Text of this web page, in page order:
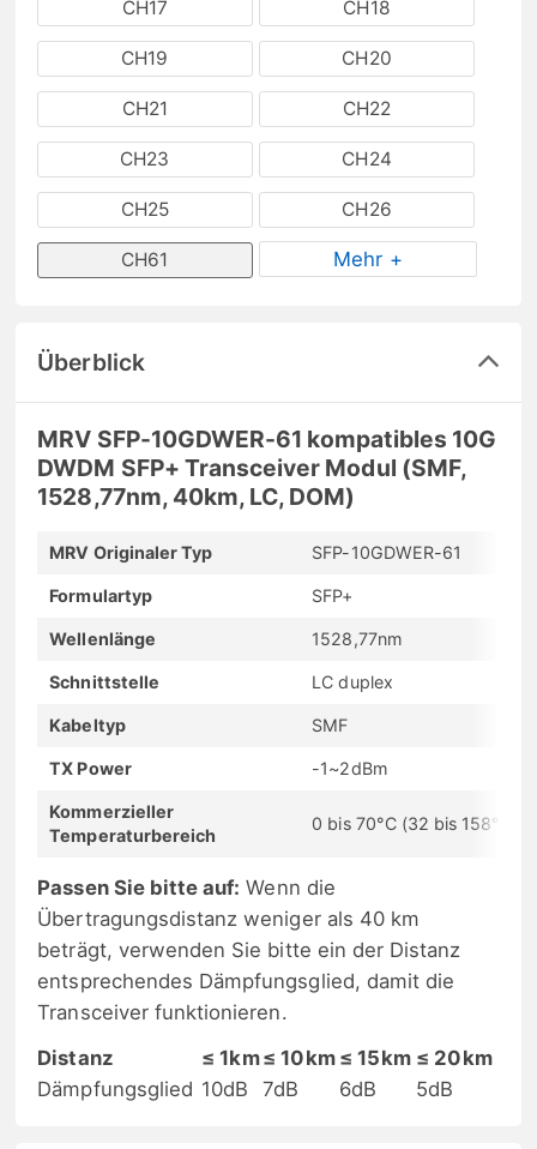
CH17 CH18
CH19 CH20
CH21 CH22
CH23 CH24
CH25 CH26
CH61 Mehr +
Überblick
MRV SFP-10GDWER-61 kompatibles 10G
DWDM SFP+ Transceiver Modul (SMF,
1528,77nm, 40km, LC, DOM)
MRV Originaler Typ SFP-10GDWER-61
Formulartyp SFP+
Wellenlänge 1528,77nm
Schnittstelle LC duplex
Kabeltyp SMF
TX Power -1~2dBm
Kommerzieller
Temperaturbereich
0 bis 70°C (32 bis 158°F)
Passen Sie bitte auf: Wenn die
Übertragungsdistanz weniger als 40 km
beträgt, verwenden Sie bitte ein der Distanz
entsprechendes Dämpfungsglied, damit die
Transceiver funktionieren.
Distanz
≤ 1km≤ 10km ≤ 15km ≤ 20km
Dämpfungsglied 10dB 7dB 6dB 5dB